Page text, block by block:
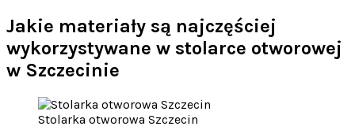
Jakie materiały są najczęściej
wykorzystywane w stolarce otworowej
w Szczecinie
Stolarka otworowa Szczecin